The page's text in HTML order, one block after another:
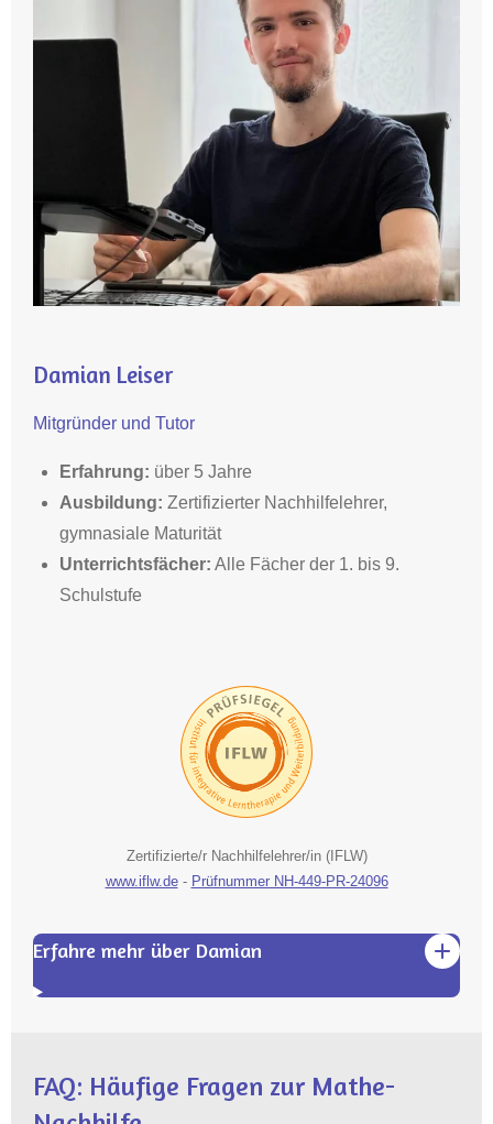
Damian Leiser
Mitgründer und Tutor
Erfahrung: über 5 Jahre
Ausbildung: Zertifizierter Nachhilfelehrer,
gymnasiale Maturität
Unterrichtsfächer: Alle Fächer der 1. bis 9.
Schulstufe
Zertifizierte/r Nachhilfelehrer/in (IFLW)
www.iflw.de- Prüfnummer NH-449-PR-24096
Erfahre mehr über Damian
FAQ: Häufige Fragen zur Mathe-